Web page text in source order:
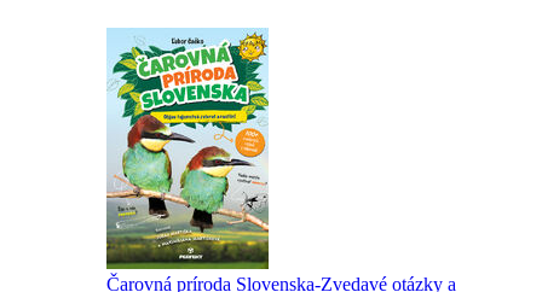
Čarovná príroda Slovenska-Zvedavé otázky a